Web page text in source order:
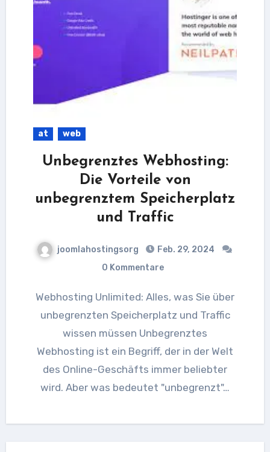
at web
Unbegrenztes Webhosting:
Die Vorteile von
unbegrenztem Speicherplatz
und Traffic
joomlahostingsorg
Feb. 29, 2024
0 Kommentare
Webhosting Unlimited: Alles, was Sie über
unbegrenzten Speicherplatz und Traffic
wissen müssen Unbegrenztes
Webhosting ist ein Begriff, der in der Welt
des Online-Geschäfts immer beliebter
wird. Aber was bedeutet "unbegrenzt"…